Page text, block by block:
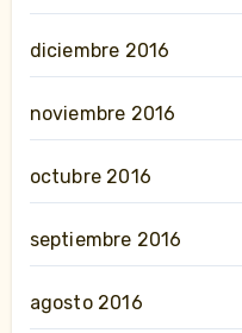
diciembre 2016
noviembre 2016
octubre 2016
septiembre 2016
agosto 2016